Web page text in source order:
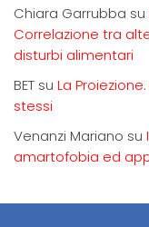
Chiara Garrubba su
Correlazione tra
disturbi alimentari
BET su La
stessi
Venanzi Mariano su
amartofobia ed